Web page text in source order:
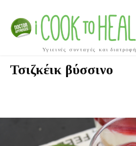
Υγιεινές συνταγές και διατροφή
Τσιζκέικ βύσσινο